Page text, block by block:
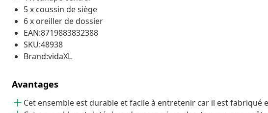
5 x coussin de siège
6 x oreiller de dossier
EAN:8719883832388
SKU:48938
Brand:vidaXL
Avantages
Cet ensemble est durable et facile à entretenir car il est fabriqué